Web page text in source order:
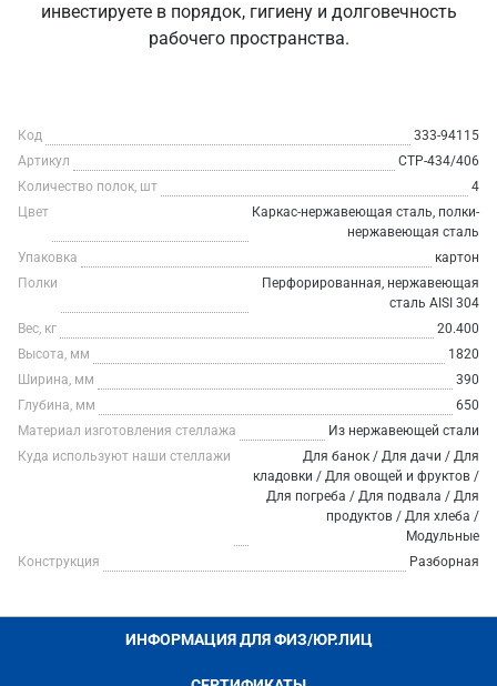
инвестируете в порядок, гигиену и долговечность
рабочего пространства.
Код
333-94115
Артикул
СТР-434/406
Количество полок, шт
4
Цвет
Каркас-нержавеющая сталь, полки-
нержавеющая сталь
Упаковка
картон
Полки
Перфорированная, нержавеющая
сталь AISI 304
Вес, кг
20.400
Высота, мм
1820
Ширина, мм
390
Глубина, мм
650
Материал изготовления стеллажа
Из нержавеющей стали
Куда используют наши стеллажи
Для банок / Для дачи / Для
кладовки / Для овощей и фруктов /
Для погреба / Для подвала / Для
продуктов / Для хлеба /
Модульные
Конструкция
Разборная
ИНФОРМАЦИЯ ДЛЯ ФИЗ/ЮР.ЛИЦ